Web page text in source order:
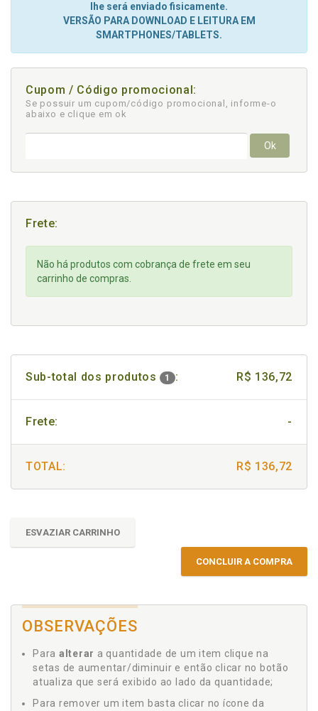
lhe será enviado fisicamente.
VERSÃO PARA DOWNLOAD E LEITURA EM
SMARTPHONES/TABLETS.
Cupom / Código promocional:
Se possuir um cupom/código promocional, informe-o
abaixo e clique em ok
Ok
Frete:
Não há produtos com cobrança de frete em seu
carrinho de compras.
Sub-total dos produtos 1 : R$ 136,72
Frete: -
TOTAL: R$ 136,72
ESVAZIAR CARRINHO
CONCLUIR A COMPRA
OBSERVAÇÕES
Para alterar a quantidade de um item clique na
setas de aumentar/diminuir e então clicar no botão
atualiza que será exibido ao lado da quantidade;
Para remover um item basta clicar no ícone da